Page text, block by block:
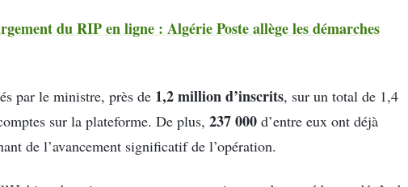
du RIP en ligne : Algérie Poste allège les démarches
par le ministre, près de 1,2 milliond’inscrits, sur un total de 1,4
sur la plateforme. De plus, 237 000 d’entre eux ont déjà
de l’avancement significatif de l’opération.